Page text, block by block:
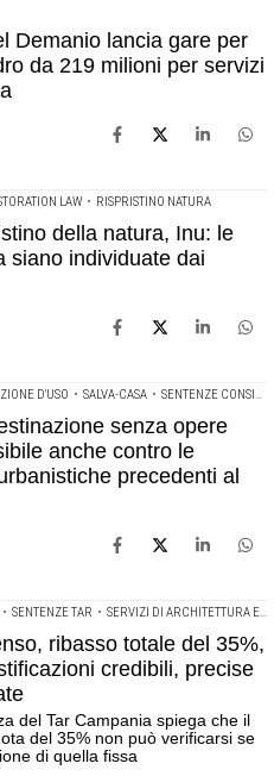
Demanio lancia gare per
da 219 milioni per servizi
LAW • RISPRISTINO NATURA
della natura, Inu: le
siano individuate dai
D'USO • SALVA-CASA • SENTENZE CONSIGLIO DI STATO
senza opere
anche contro le
precedenti al
• SENTENZE TAR • SERVIZI DI ARCHITETTURA E INGEGNERIA
ribasso totale del 35%,
credibili, precise
del Tar Campania spiega che il
del 35% non può verificarsi se
di quella fissa